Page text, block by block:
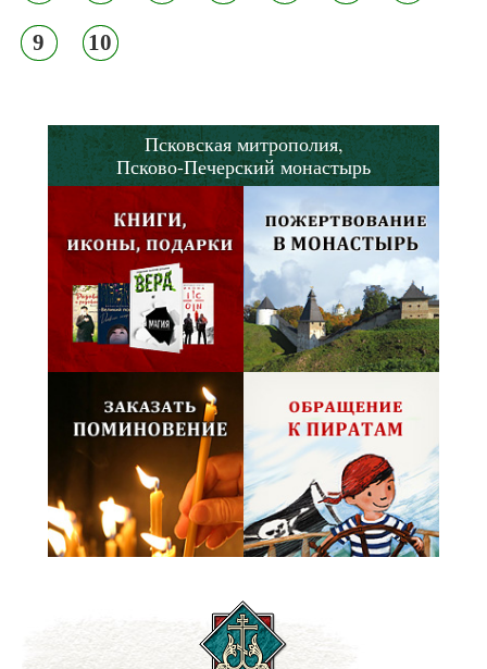
9 10
Псковская митрополия,
Псково-Печерский монастырь